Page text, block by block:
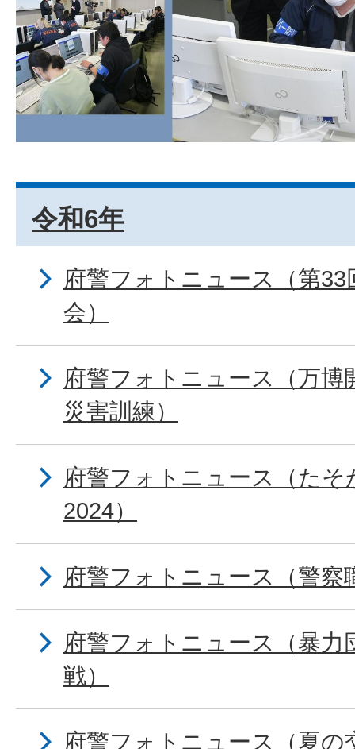
令和6年
府警フォトニュース（第33
会）
府警フォトニュース（万博
災害訓練）
府警フォトニュース（た
2024）
府警フォトニュース（警察
府警フォトニュース（暴力
戦）
府警フォトニュース（夏の